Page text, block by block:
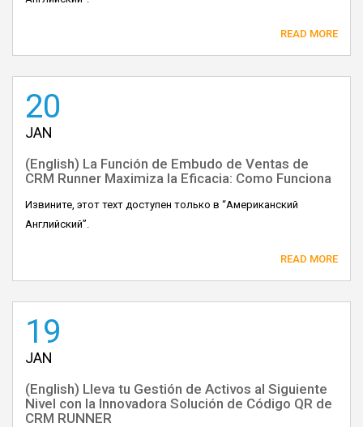
READ MORE
20
JAN
(English) La Función de Embudo de Ventas de
CRM Runner Maximiza la Eficacia: Como Funciona
Извините, этот техт доступен только в “Американский
Английский”.
READ MORE
19
JAN
(English) Lleva tu Gestión de Activos al Siguiente
Nivel con la Innovadora Solución de Código QR de
CRM RUNNER